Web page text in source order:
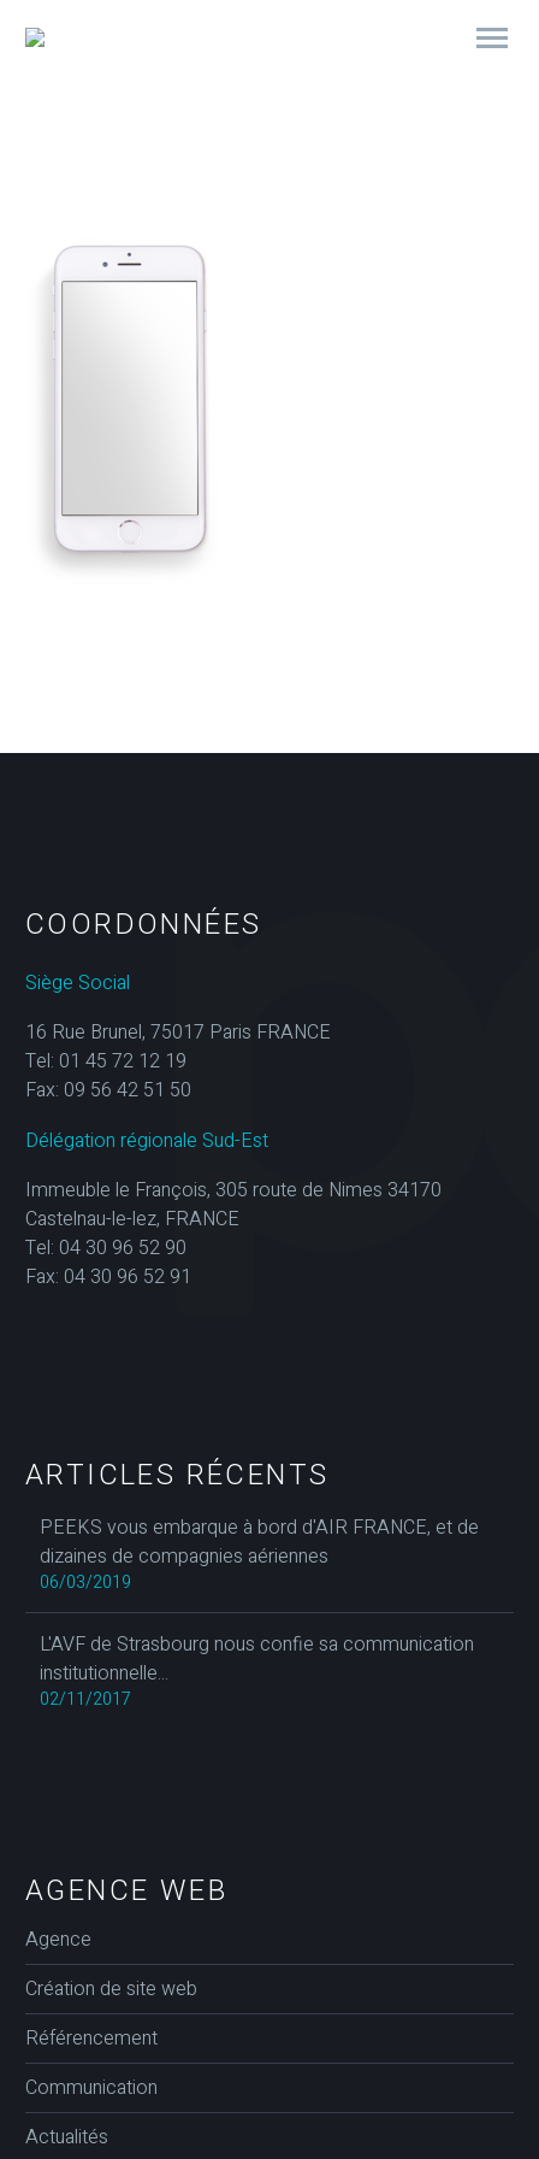
COORDONNÉES
Siège Social
16 Rue Brunel, 75017 Paris FRANCE
Tel: 01 45 72 12 19
Fax: 09 56 42 51 50
Délégation régionale Sud-Est
Immeuble le François, 305 route de Nimes 34170
Castelnau-le-lez, FRANCE
Tel: 04 30 96 52 90
Fax: 04 30 96 52 91
ARTICLES RÉCENTS
PEEKS vous embarque à bord d'AIR FRANCE, et de
dizaines de compagnies aériennes
06/03/2019
L'AVF de Strasbourg nous confie sa communication
institutionnelle...
02/11/2017
AGENCE WEB
Agence
Création de site web
Référencement
Communication
Actualités